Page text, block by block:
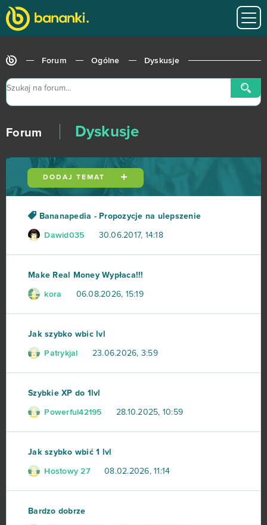
Forum Ogólne Dyskusje
Forum Dyskusje
DODAJ TEMAT
Bananapedia - Propozycje na ulepszenie
Dawid035 30.06.2017, 14:18
Make Real Money Wypłaca!!!
kora 06.08.2026, 15:19
Jak szybko wbic lvl
Patrykjal 23.06.2026, 3:59
Szybkie XP do 1lvl
Powerful42195 28.10.2025, 10:59
Jak szybko wbić 1 lvl
Hostowy 27 08.02.2026, 11:14
Bardzo dobrze